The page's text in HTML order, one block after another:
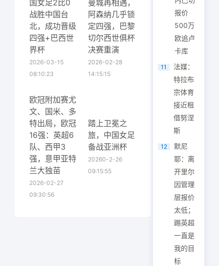
国女足2比0
战胜中国台
北，成功晋级
四强+巴西世
界杯
2026-03-15
08:10:23
曼城再相遇，
阿森纳几乎锁
定四强，巴黎
切尔西世俱杯
决赛重演
2026-02-28
14:15:15
欧冠附加赛尤
文、国米、多
特出局，欧冠
16强：英超6
队、西甲3
强，意甲亚特
兰大独苗
2026-02-27
09:30:56
踏上卫冕之
旅，中国女足
备战亚洲杯
20260-2-26
09:15:55
报价
500万
欧追卢
卡库
11
法媒：
特拉布
宗体育
接近租
借努涅
斯
12
默尼
耶：离
开里尔
因管理
层报价
太低；
踢英超
一直是
我的目
标